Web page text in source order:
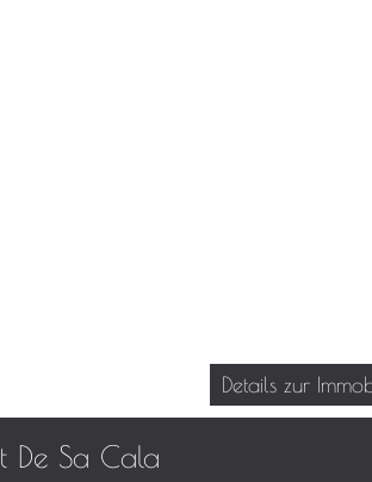
Details zur
De Sa Cala